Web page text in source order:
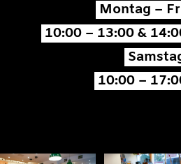
Montag –
10:00 – 13:00 &
10:00 –